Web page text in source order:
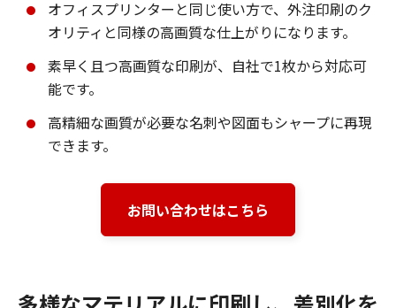
オフィスプリンターと同じ使い方で、外注印刷のク
オリティと同様の高画質な仕上がりになります。
素早く且つ高画質な印刷が、自社で1枚から対応可
能です。
高精細な画質が必要な名刺や図面もシャープに再現
できます。
お問い合わせはこちら